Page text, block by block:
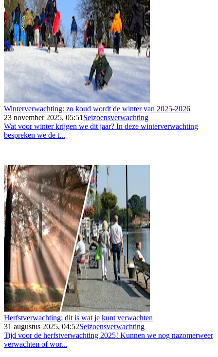
Winterverwachting: zo koud wordt de winter van 2025-2026
23 november 2025, 05:51 Seizoensverwachting
Wat voor winter krijgen we dit jaar? In deze winterverwachting
bespreken we de t...
Herfstverwachting: dit is wat je kunt verwachten
31 augustus 2025, 04:52Seizoensverwachting
Tijd voor de herfstverwachting 2025! Kunnen we nog nazomerweer
verwachten of wor...